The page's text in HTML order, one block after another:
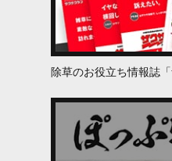
除草のお役立ち情報誌「